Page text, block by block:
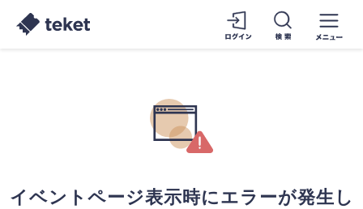
イベントページ表示時にエラーが発生し